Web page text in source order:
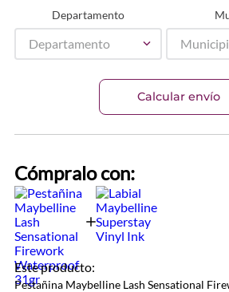
Departamento
Departamento
Calcular envío
Cómpralo con:
Este producto:
Pestañina Maybelline Lash Sensational